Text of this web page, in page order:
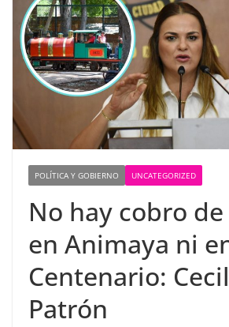
POLÍTICA Y GOBIERNO UNCATEGORIZED
No hay cobro
en Animaya ni
Centenario:
Patrón